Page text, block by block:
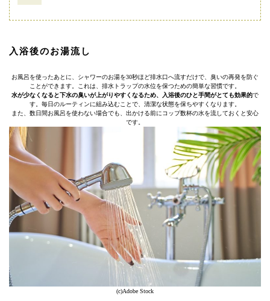
入浴後のお湯流し
お風呂を使ったあとに、シャワーのお湯を30秒ほど排水口へ流すだけで、臭いの再発を防ぐ
ことができます。これは、排水トラップの水位を保つための簡単な習慣です。
水が少なくなると下水の臭いが上がりやすくなるため、入浴後のひと手間がとても効果的で
す。毎日のルーティンに組み込むことで、清潔な状態を保ちやすくなります。
また、数日間お風呂を使わない場合でも、出かける前にコップ数杯の水を流しておくと安心
です。
(c)Adobe Stock